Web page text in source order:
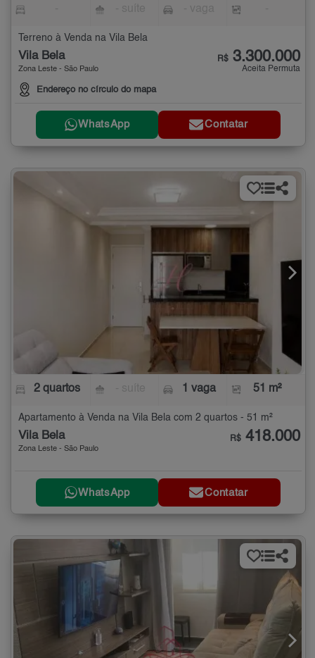
Terreno à Venda na Vila Bela
Vila Bela
Zona Leste - São Paulo
Endereço no círculo do mapa
R$ 3.300.000
Aceita Permuta
WhatsApp Contatar
2 quartos 1 vaga 51 m²
Apartamento à Venda na Vila Bela com 2 quartos - 51 m²
Vila Bela
Zona Leste - São Paulo
R$ 418.000
WhatsApp Contatar